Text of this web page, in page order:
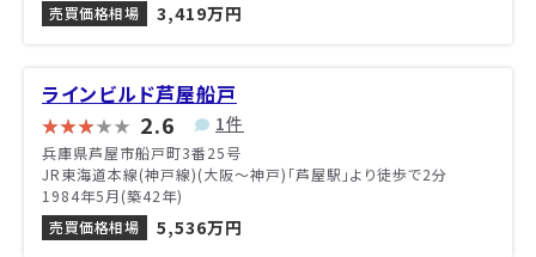
売買価格相場
3,419万円
ラインビルド芦屋船戸
2.6 1件
兵庫県芦屋市船戸町3番25号
JR東海道本線(神戸線)(大阪～神戸)「芦屋駅」より徒歩で2分
1984年5月(築42年)
売買価格相場
5,536万円